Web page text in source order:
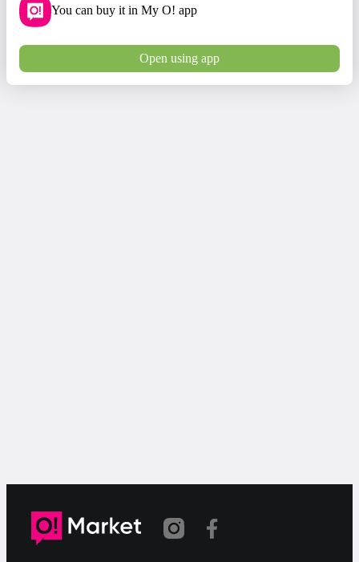
You can buy it in My O! app
Open using app